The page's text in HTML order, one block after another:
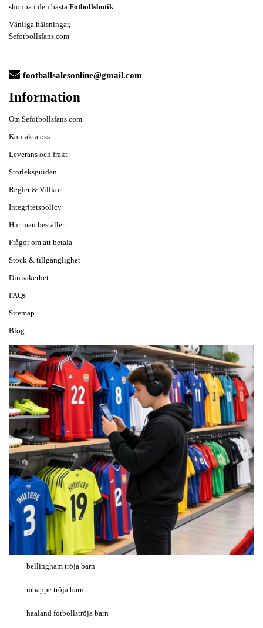
shoppa i den bästa Fotbollsbutik
Vänliga hälsningar,
Sefotbollsfans.com
footballsalesonline@gmail.com
Information
Om Sefotbollsfans.com
Kontakta oss
Leverans och frakt
Storleksguiden
Regler & Villkor
Integritetspolicy
Hur man beställer
Frågor om att betala
Stock & tillgänglighet
Din säkerhet
FAQs
Sitemap
Blog
bellingham tröja barn
mbappe tröja barn
haaland fotbollströja barn